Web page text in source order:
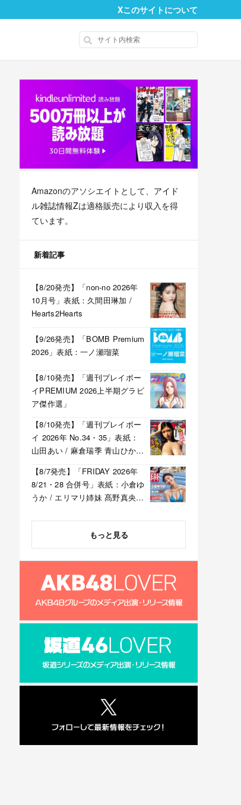
Xこのサイトについて
Amazonのアソシエイトとして、 アイド
ル雑誌情報Zは適格販売により収入を得
ています。
新着記事
【8/20発売】「non-no 2026年
10月号」表紙：久間田琳加 /
Hearts2Hearts
【9/26発売】「BOMB Premium
2026」表紙：一ノ瀬瑠菜
【8/10発売】「週刊プレイボー
イPREMIUM 2026上半期グラビ
ア傑作選」
【8/10発売】「週刊プレイボー
イ 2026年 No.34・35」表紙：
山田あい / 麻倉瑞季 青山ひかる
【8/7発売】「FRIDAY 2026年
8/21・28 合併号」表紙：小倉ゆ
うか / エリマリ姉妹 髙野真央
もっと見る